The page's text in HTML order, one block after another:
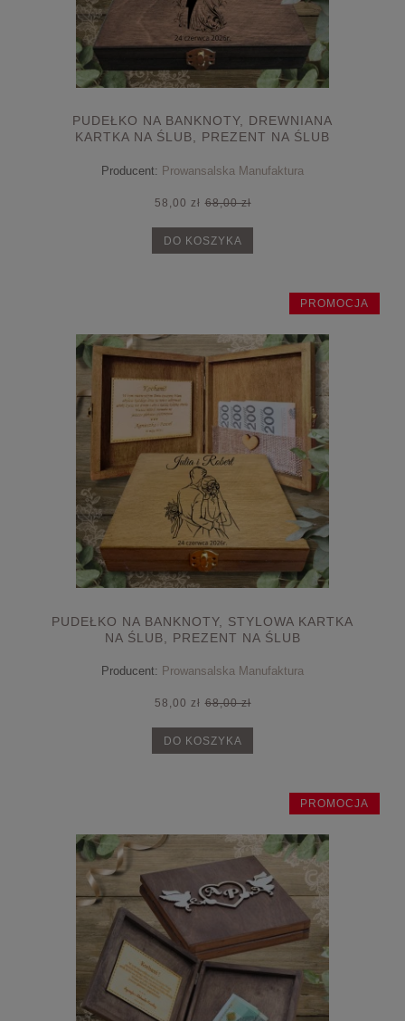
PUDEŁKO NA BANKNOTY, DREWNIANA
KARTKA NA ŚLUB, PREZENT NA ŚLUB
Producent: Prowansalska Manufaktura
58,00 zł 68,00 zł
DO KOSZYKA
PUDEŁKO NA BANKNOTY, STYLOWA KARTKA
NA ŚLUB, PREZENT NA ŚLUB
Producent: Prowansalska Manufaktura
58,00 zł 68,00 zł
DO KOSZYKA
PROMOCJA
PROMOCJA